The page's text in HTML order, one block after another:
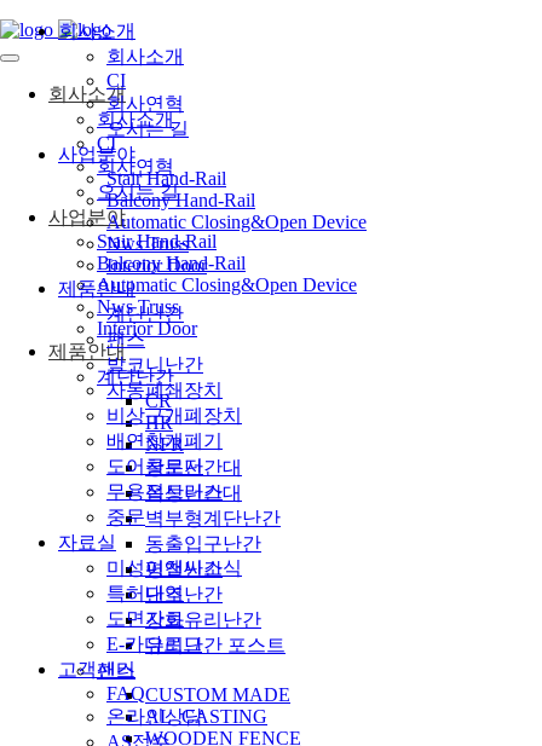
회사소개
회사소개
CI
회사연혁
오시는 길
사업분야
Stair Hand-Rail
Balcony Hand-Rail
Automatic Closing&Open Device
Nws Truss
Interior Door
제품안내
계단난간
CR
HR
NFR
창문난간대
옥상난간대
벽부형계단난간
동출입구난간
평철난간
단조난간
강화유리난간
유리난간 포스트
팬스
CUSTOM MADE
AL_CASTING
WOODEN FENCE
회사소개
회사소개
CI
회사연혁
오시는 길
사업분야
Stair Hand-Rail
Balcony Hand-Rail
Automatic Closing&Open Device
Nws Truss
Interior Door
제품안내
계단난간
팬스
발코니난간
자동폐쇄장치
비상구개폐장치
배연창개폐기
도어클로저
무용접트러스
중문
자료실
미성이앤씨소식
특허내역
도면자료
E-카다로그
고객센터
FAQ
온라인상담
AS접수